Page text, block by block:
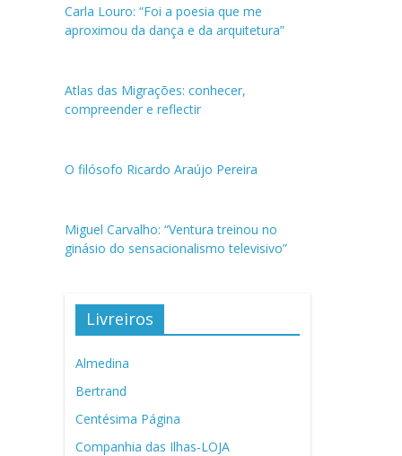
Carla Louro: “Foi a poesia que me
aproximou da dança e da arquitetura”
Atlas das Migrações: conhecer,
compreender e reflectir
O filósofo Ricardo Araújo Pereira
Miguel Carvalho: “Ventura treinou no
ginásio do sensacionalismo televisivo”
Livreiros
Almedina
Bertrand
Centésima Página
Companhia das Ilhas-LOJA